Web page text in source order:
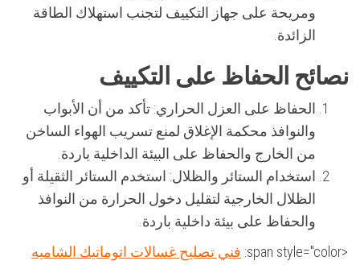
ومريحة على جهاز التكييف لتجنب استهلاك الطاقة
الزائدة.
نصائح الحفاظ على التكييف
الحفاظ على العزل الحراري: تأكد من أن الأبواب
والنوافذ محكمة الإغلاق لمنع تسريب الهواء الساخن
من الخارج والحفاظ على البيئة الداخلية باردة.
استخدام الستائر والظلال: استخدم الستائر الثقيلة أو
الظلال الخارجية لتقليل دخول الحرارة من النوافذ
والحفاظ على بيئة داخلية باردة.
<span style="color:
فني تصليح غسالات اتوماتيك الشاميه